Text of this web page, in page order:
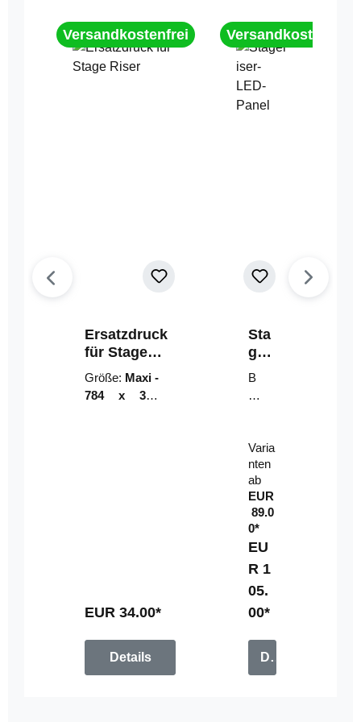
Versandkostenfrei
Ersatzdruck
für Stage
Riser
Größe: Maxi -
784 x 314
EUR 34.00*
Details
Versandkostenfrei
Sta
geri
ser-
LE
D-
el
B
un
mi
t
Fe
rn
be
di
en
u
n
g
Varia
nten
ab
EUR
89.0
0*
EU
R 1
05.
00*
Details